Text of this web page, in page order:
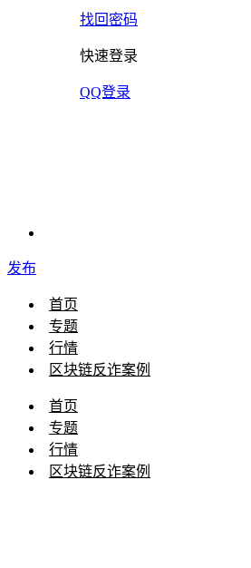
找回密码
快速登录
QQ登录
发布
首页
专题
行情
区块链反诈案例
首页
专题
行情
区块链反诈案例